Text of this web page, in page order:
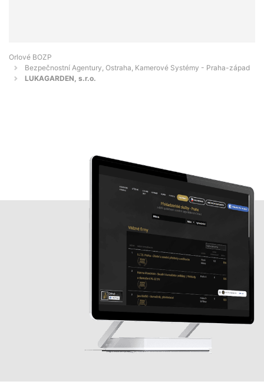
Orlové BOZP
Bezpečnostní Agentury, Ostraha, Kamerové Systémy - Praha-západ
LUKAGARDEN, s.r.o.